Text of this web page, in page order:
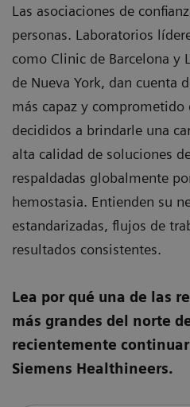
Las asociaciones de
personas. Laboratorios
como Clinic de Barcelona y
de Nueva York, dan cuenta
más capaz y comprometido
decididos a brindarle una
alta calidad de soluciones
respaldadas globalmente
hemostasia. Entienden su
estandarizadas, flujos de
resultados consistentes.
Lea por qué una de las
más grandes del norte
recientemente
Siemens Healthineers.